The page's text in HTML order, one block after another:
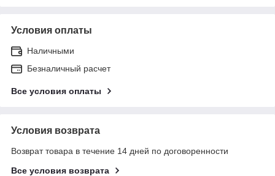
Условия оплаты
Наличными
Безналичный расчет
Все условия оплаты
Условия возврата
Возврат товара в течение 14 дней по договоренности
Все условия возврата